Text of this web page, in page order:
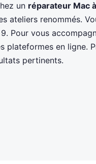
un réparateur Mac
ateliers renommés.
Pour vous
plateformes en ligne.
pertinents.